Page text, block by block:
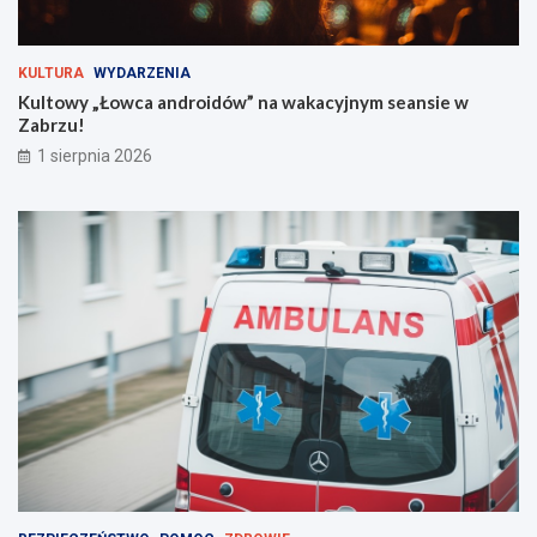
i
e
m
!
KULTURA WYDARZENIA
Kultowy „Łowca androidów” na wakacyjnym seansie w
Zabrzu!
1 sierpnia 2026